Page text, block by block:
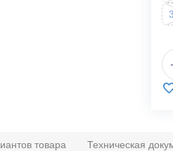
товара Техническая